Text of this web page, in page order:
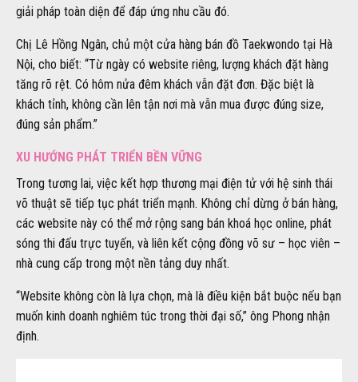
giải pháp toàn diện để đáp ứng nhu cầu đó.
Chị Lê Hồng Ngân, chủ một cửa hàng bán đồ Taekwondo tại Hà
Nội, cho biết: “Từ ngày có website riêng, lượng khách đặt hàng
tăng rõ rệt. Có hôm nửa đêm khách vẫn đặt đơn. Đặc biệt là
khách tỉnh, không cần lên tận nơi mà vẫn mua được đúng size,
đúng sản phẩm.”
XU HƯỚNG PHÁT TRIỂN BỀN VỮNG
Trong tương lai, việc kết hợp thương mại điện tử với hệ sinh thái
võ thuật sẽ tiếp tục phát triển mạnh. Không chỉ dừng ở bán hàng,
các website này có thể mở rộng sang bán khoá học online, phát
sóng thi đấu trực tuyến, và liên kết cộng đồng võ sư – học viên –
nhà cung cấp trong một nền tảng duy nhất.
“Website không còn là lựa chọn, mà là điều kiện bắt buộc nếu bạn
muốn kinh doanh nghiêm túc trong thời đại số,” ông Phong nhận
định.